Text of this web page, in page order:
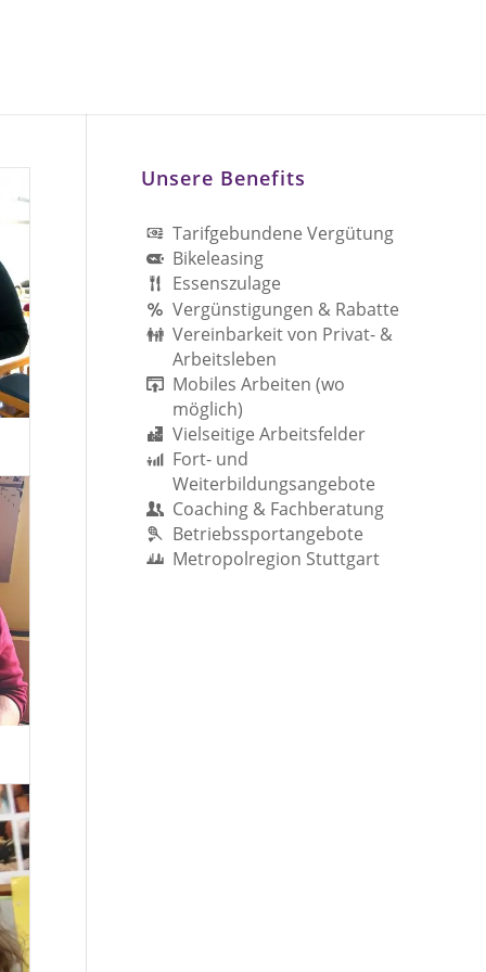
Unsere Benefits
Tarifgebundene Vergütung
Bikeleasing
Essenszulage
Vergünstigungen & Rabatte
Vereinbarkeit von Privat- &
Arbeitsleben
Mobiles Arbeiten (wo
möglich)
Vielseitige Arbeitsfelder
Fort- und
Weiterbildungsangebote
Coaching & Fachberatung
Betriebssportangebote
Metropolregion Stuttgart